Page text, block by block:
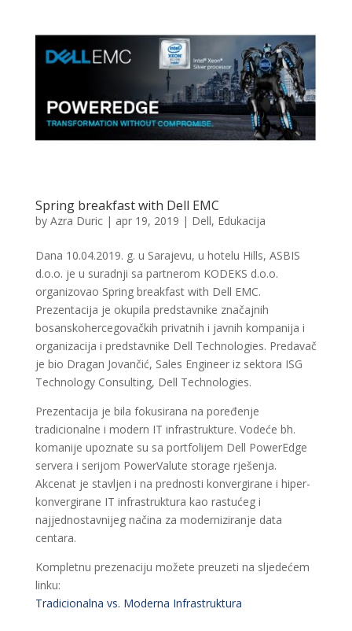
Spring breakfast with Dell EMC
by Azra Duric| apr 19, 2019 | Dell, Edukacija
Dana 10.04.2019. g. u Sarajevu, u hotelu Hills, ASBIS
d.o.o. je u suradnji sa partnerom KODEKS d.o.o.
organizovao Spring breakfast with Dell EMC.
Prezentacija je okupila predstavnike značajnih
bosanskohercegovačkih privatnih i javnih kompanija i
organizacija i predstavnike Dell Technologies. Predavač
je bio Dragan Jovančić, Sales Engineer iz sektora ISG
Technology Consulting, Dell Technologies.
Prezentacija je bila fokusirana na poređenje
tradicionalne i modern IT infrastrukture. Vodeće bh.
komanije upoznate su sa portfolijem Dell PowerEdge
servera i serijom PowerValute storage rješenja.
Akcenat je stavljen i na prednosti konvergirane i hiper-
konvergirane IT infrastruktura kao rastućeg i
najjednostavnijeg načina za moderniziranje data
centara.
Kompletnu prezenaciju možete preuzeti na sljedećem
linku:
Tradicionalna vs. Moderna Infrastruktura